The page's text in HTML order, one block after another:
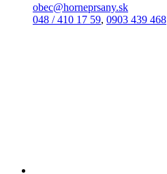
obec@horneprsany.sk
048 / 410 17 59, 0903 439 468